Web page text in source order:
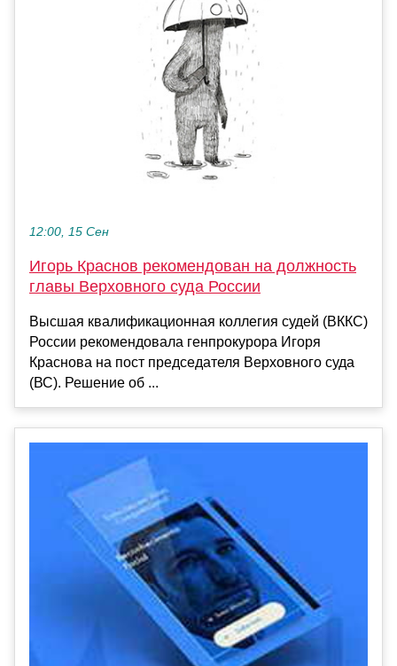
12:00, 15 Сен
Игорь Краснов рекомендован на должность
главы Верховного суда России
Высшая квалификационная коллегия судей (ВККС)
России рекомендовала генпрокурора Игоря
Краснова на пост председателя Верховного суда
(ВС). Решение об ...